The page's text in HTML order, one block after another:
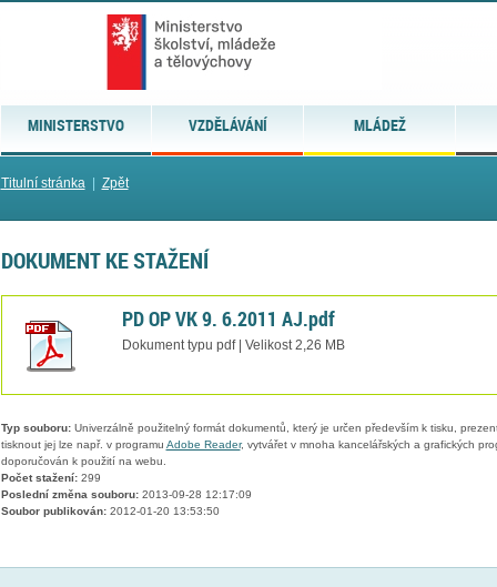
MINISTERSTVO VZDĚLÁVÁNÍ MLÁDEŽ
Titulní stránka| Zpět
DOKUMENT KE STAŽENÍ
PD OP VK 9. 6.2011 AJ.pdf
Dokument typu pdf | Velikost 2,26 MB
Typ souboru:Univerzálně použitelný formát dokumentů, který je určen především k tisku,
tisknout jej lze např. v programu Adobe Reader, vytvářet v mnoha kancelářských a grafických
doporučován k použití na webu.
Počet stažení:299
Poslední změna souboru:2013-09-28 12:17:09
Soubor publikován:2012-01-20 13:53:50